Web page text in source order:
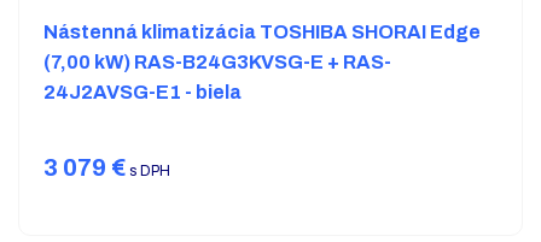
Nástenná klimatizácia TOSHIBA SHORAI Edge
(7,00 kW) RAS-B24G3KVSG-E + RAS-
24J2AVSG-E1 - biela
3 079 € s DPH